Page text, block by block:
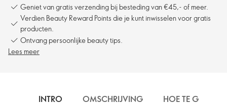
Geniet van gratis verzending bij besteding van €45,- of meer.
Verdien Beauty Reward Points die je kunt inwisselen voor gratis
producten.
Ontvang persoonlijke beauty tips.
Lees meer
INTRO OMSCHRIJVING HOE TE